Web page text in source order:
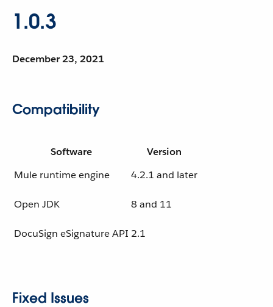
1.0.3
December 23, 2021
Compatibility
Software
Version
Mule runtime engine
4.2.1 and later
Open JDK 8 and 11
DocuSign eSignature API 2.1
Fixed Issues